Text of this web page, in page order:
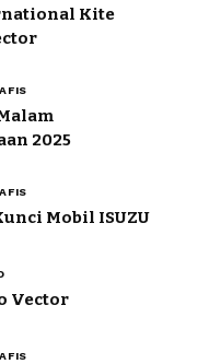
Kite
2025
Mobil ISUZU
Vector